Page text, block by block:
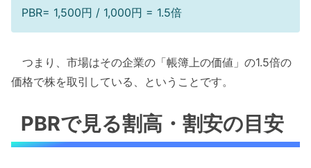
PBR= 1,500円 / 1,000円 = 1.5倍
つまり、市場はその企業の「帳簿上の価値」の1.5倍の
価格で株を取引している、ということです。
PBRで見る割高・割安の目安